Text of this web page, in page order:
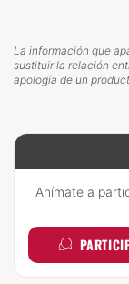
La información que
sustituir la relación
apología de un
Anímate a